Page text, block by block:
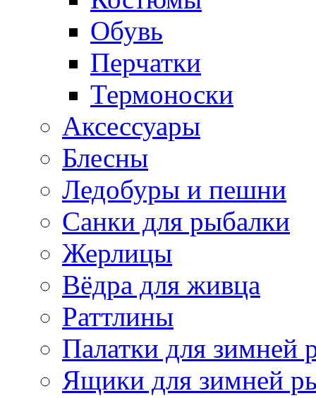
Обувь
Перчатки
Термоноски
Аксессуары
Блесны
Ледобуры и пешни
Санки для рыбалки
Жерлицы
Вёдра для живца
Раттлины
Палатки для зимней
Ящики для зимней